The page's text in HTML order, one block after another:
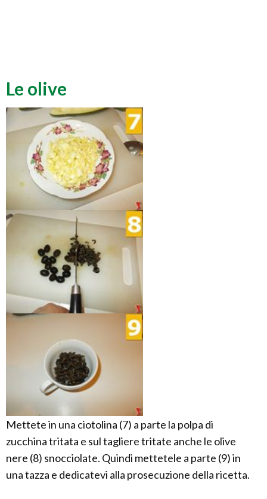
Le olive
Mettete in una ciotolina (7) a parte la polpa di
zucchina tritata e sul tagliere tritate anche le olive
nere (8) snocciolate. Quindi mettetele a parte (9) in
una tazza e dedicatevi alla prosecuzione della ricetta.